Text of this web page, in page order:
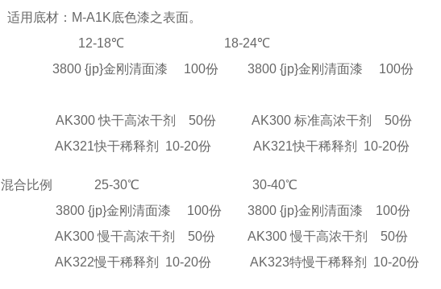
适用底材：M-A1K底色漆之表面。
12-18℃ 18-24℃
3800 {jp}金刚清面漆 100份 3800 {jp}金刚清面漆 100份
AK300 快干高浓干剂 50份 AK300 标准高浓干剂 50份
AK321快干稀释剂 10-20份 AK321快干稀释剂 10-20份
混合比例 25-30℃ 30-40℃
3800 {jp}金刚清面漆 100份 3800 {jp}金刚清面漆 100份
AK300 慢干高浓干剂 50份 AK300 慢干高浓干剂 50份
AK322慢干稀释剂 10-20份 AK323特慢干稀释剂 10-20份